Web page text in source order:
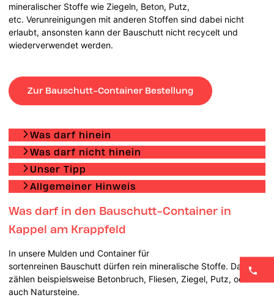
mineralischer Stoffe wie Ziegeln, Beton, Putz,
etc. Verunreinigungen mit anderen Stoffen sind dabei nicht
erlaubt, ansonsten kann der Bauschutt nicht recycelt und
wiederverwendet werden.
Zur Bauschutt-Container Bestellung
Was darf hinein
Was darf nicht hinein
Unser Tipp
Allgemeiner Hinweis
Was darf in den Bauschutt-Container in
Kappel am Krappfeld
In unsere Mulden und Container für
sortenreinen Bauschutt dürfen rein mineralische Stoffe. Dazu
zählen beispielsweise Betonbruch, Fliesen, Ziegel, Putz, oder
auch Natursteine.